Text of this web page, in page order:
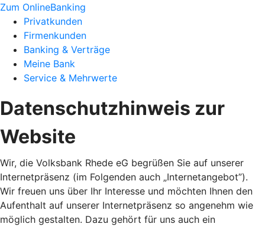
Zum OnlineBanking
Privatkunden
Firmenkunden
Banking & Verträge
Meine Bank
Service & Mehrwerte
Datenschutzhinweis zur
Website
Wir, die Volksbank Rhede eG begrüßen Sie auf unserer
Internetpräsenz (im Folgenden auch „Internetangebot”).
Wir freuen uns über Ihr Interesse und möchten Ihnen den
Aufenthalt auf unserer Internetpräsenz so angenehm wie
möglich gestalten. Dazu gehört für uns auch ein